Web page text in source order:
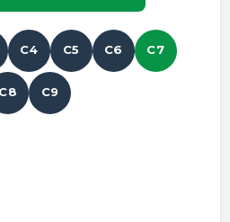
C4 C5 C6 C7
C8 C9